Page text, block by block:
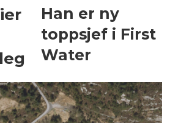
Han er ny
toppsjef i First
Water